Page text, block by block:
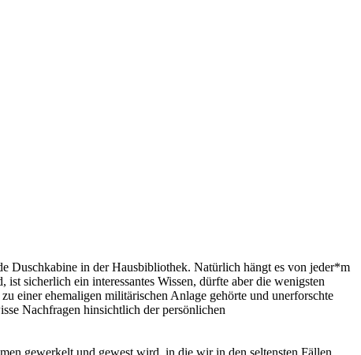
Duschkabine in der Hausbibliothek. Natürlich hängt es von jeder*m
sicherlich ein interessantes Wissen, dürfte aber die wenigsten
einer ehemaligen militärischen Anlage gehörte und unerforschte
Nachfragen hinsichtlich der persönlichen